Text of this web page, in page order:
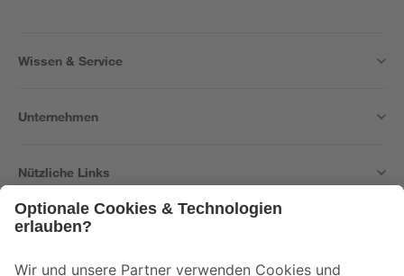
Wissen & Service
Unternehmen
Nützliche Links
Der toom Newsletter: Keine Angebote und Aktionen mehr verpassen!